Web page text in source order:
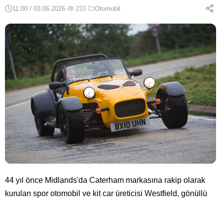
11:00 / 03.06.2026· 233· Otomobil
44 yıl önce Midlands'da Caterham markasına rakip olarak
kurulan spor otomobil ve kit car üreticisi Westfield, gönüllü